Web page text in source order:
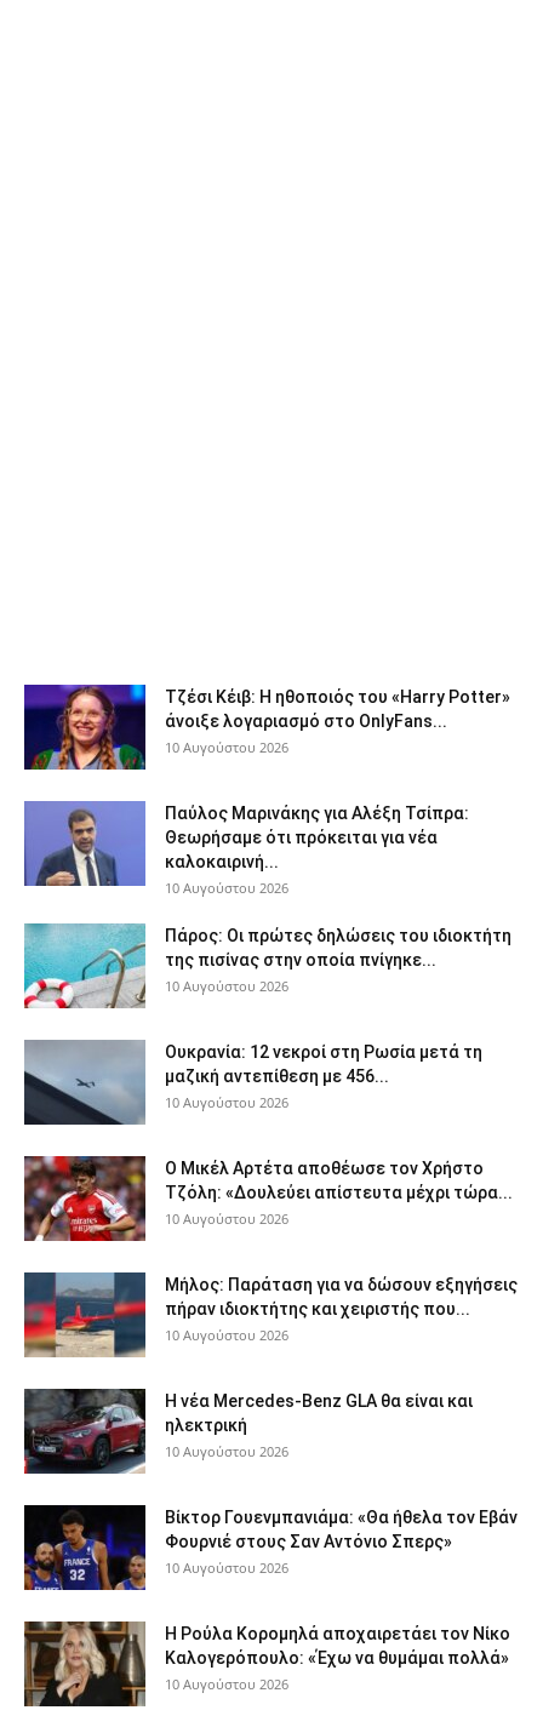
Τζέσι Κέιβ: Η ηθοποιός του «Harry Potter»
άνοιξε λογαριασμό στο OnlyFans...
10 Αυγούστου 2026
Παύλος Μαρινάκης για Αλέξη Τσίπρα:
Θεωρήσαμε ότι πρόκειται για νέα
καλοκαιρινή...
10 Αυγούστου 2026
Πάρος: Οι πρώτες δηλώσεις του ιδιοκτήτη
της πισίνας στην οποία πνίγηκε...
10 Αυγούστου 2026
Ουκρανία: 12 νεκροί στη Ρωσία μετά τη
μαζική αντεπίθεση με 456...
10 Αυγούστου 2026
Ο Μικέλ Αρτέτα αποθέωσε τον Χρήστο
Τζόλη: «Δουλεύει απίστευτα μέχρι τώρα...
10 Αυγούστου 2026
Μήλος: Παράταση για να δώσουν εξηγήσεις
πήραν ιδιοκτήτης και χειριστής που...
10 Αυγούστου 2026
Η νέα Mercedes-Benz GLA θα είναι και
ηλεκτρική
10 Αυγούστου 2026
Βίκτορ Γουενμπανιάμα: «Θα ήθελα τον Εβάν
Φουρνιέ στους Σαν Αντόνιο Σπερς»
10 Αυγούστου 2026
Η Ρούλα Κορομηλά αποχαιρετάει τον Νίκο
Καλογερόπουλο: «Έχω να θυμάμαι πολλά»
10 Αυγούστου 2026